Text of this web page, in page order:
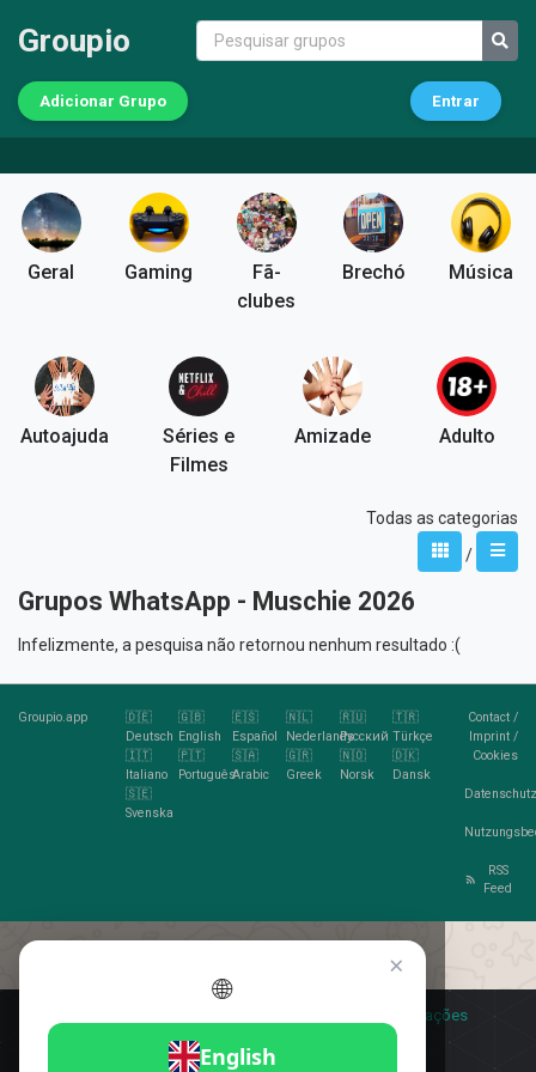
Groupio
Adicionar Grupo Entrar
Geral Gaming
Fã-
clubes
Brechó Música
Autoajuda
Séries e
Filmes
Amizade Adulto
Todas as categorias
/
Grupos WhatsApp - Muschie 2026
Infelizmente, a pesquisa não retornou nenhum resultado :(
Groupio.app
🇩🇪
Deutsch
🇬🇧
English
🇪🇸
Español
🇳🇱
Nederlands
🇷🇺
Русский
🇹🇷
Türkçe
🇮🇹
Italiano
🇵🇹
Português
🇸🇦
Arabic
🇬🇷
Greek
🇳🇴
Norsk
🇩🇰
Dansk
🇸🇪
Svenska
Contact/
Imprint/
Cookies
RSS
Feed
Mais informações
×
🌐
English